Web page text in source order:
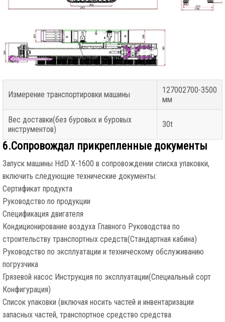
Измерение транспортировки машины
127002700-3500
мм
Вес доставки(без буровых и буровых
инструментов)
30t
6.Сопровождал прикрепленные документы
Запуск машины HdD X-1600 в сопровождении списка упаковки,
включить следующие технические документы:
Сертификат продукта
Руководство по продукции
Спецификация двигателя
Кондиционирование воздуха Главного Руководства по
строительству транспортных средств(Стандартная кабина)
Руководство по эксплуатации и техническому обслуживанию
погрузчика
Грязевой насос Инструкция по эксплуатации(Специальный сорт
Конфигурация)
Список упаковки (включая носить частей и инвентаризации
запасных частей, транспортное средство средства